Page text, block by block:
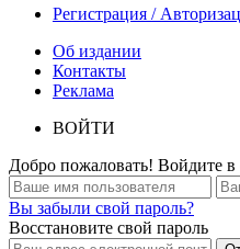
Регистрация /
Об издании
Контакты
Реклама
ВОЙТИ
Добро пожаловать! Войдите
Вы забыли свой пароль?
Восстановите свой пароль